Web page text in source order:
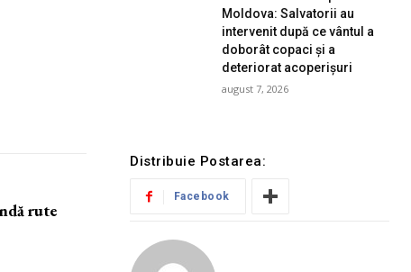
Moldova: Salvatorii au
intervenit după ce vântul a
doborât copaci și a
deteriorat acoperișuri
august 7, 2026
rute
Distribuie Postarea:
Facebook